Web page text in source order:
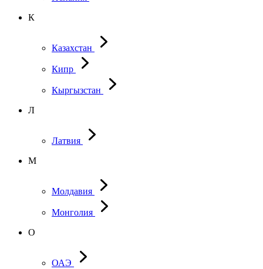
К
Казахстан
Кипр
Кыргызстан
Л
Латвия
М
Молдавия
Монголия
О
ОАЭ